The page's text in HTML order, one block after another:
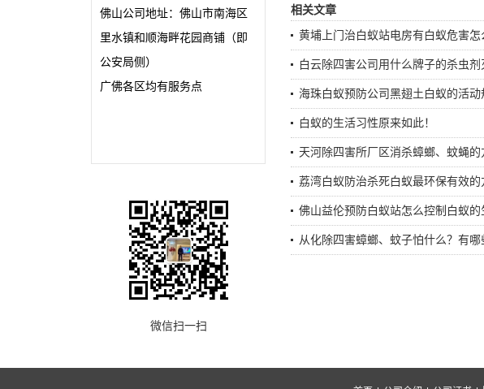
佛山公司地址：佛山市南海区
里水镇和顺海畔花园商铺（即
公安局侧）
广佛各区均有服务点
微信扫一扫
相关文章
黄埔上门治白蚁站电房有白蚁危害怎
白云除四害公司用什么牌子的杀虫剂
海珠白蚁预防公司黑翅土白蚁的活
白蚁的生活习性原来如此！
天河除四害所厂区消杀蟑螂、蚊蝇的
荔湾白蚁防治杀死白蚁最环保有效的
佛山益伦预防白蚁站怎么控制白蚁的
从化除四害蟑螂、蚊子怕什么？有哪